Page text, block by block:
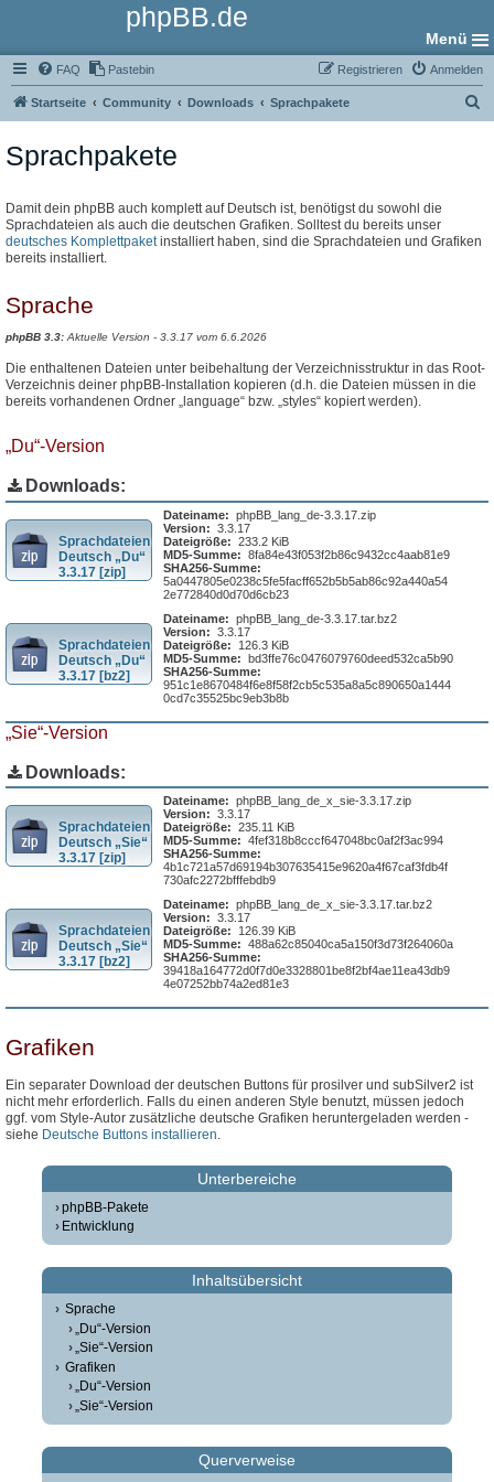
phpBB.de
Menü
FAQ Pastebin Anmelden
Registrieren
Startseite Community Downloads Sprachpakete
Sprachpakete
Damit dein phpBB auch komplett auf Deutsch ist, benötigst du sowohl die
Sprachdateien als auch die deutschen Grafiken. Solltest du bereits unser
deutsches Komplettpaketinstalliert haben, sind die Sprachdateien und Grafiken
bereits installiert.
Sprache
phpBB 3.3:Aktuelle Version - 3.3.17 vom 6.6.2026
Die enthaltenen Dateien unter beibehaltung der Verzeichnisstruktur in das Root-
Verzeichnis deiner phpBB-Installation kopieren (d.h. die Dateien müssen in die
bereits vorhandenen Ordner „language“ bzw. „styles“ kopiert werden).
„Du“-Version
Downloads:
Sprachdateien
Deutsch „Du“
3.3.17 [zip]
Dateiname: phpBB_lang_de-3.3.17.zip
Version: 3.3.17
Dateigröße: 233.2 KiB
MD5-Summe: 8fa84e43f053f2b86c9432cc4aab81e9
SHA256-Summe:
5a0447805e0238c5fe5facff652b5b5ab86c92a440a54
2e772840d0d70d6cb23
Sprachdateien
Deutsch „Du“
3.3.17 [bz2]
Dateiname: phpBB_lang_de-3.3.17.tar.bz2
Version: 3.3.17
Dateigröße:
126.3 KiB
MD5-Summe: bd3ffe76c0476079760deed532ca5b90
SHA256-Summe:
951c1e8670484f6e8f58f2cb5c535a8a5c890650a1444
0cd7c35525bc9eb3b8b
„Sie“-Version
Downloads:
Sprachdateien
Deutsch „Sie“
3.3.17 [zip]
Dateiname: phpBB_lang_de_x_sie-3.3.17.zip
Version: 3.3.17
Dateigröße: 235.11 KiB
MD5-Summe: 4fef318b8cccf647048bc0af2f3ac994
SHA256-Summe:
4b1c721a57d69194b307635415e9620a4f67caf3fdb4f
730afc2272bfffebdb9
Sprachdateien
Deutsch „Sie“
3.3.17 [bz2]
Dateiname: phpBB_lang_de_x_sie-3.3.17.tar.bz2
Version: 3.3.17
Dateigröße:
126.39 KiB
MD5-Summe: 488a62c85040ca5a150f3d73f264060a
SHA256-Summe:
39418a164772d0f7d0e3328801be8f2bf4ae11ea43db9
4e07252bb74a2ed81e3
Grafiken
Ein separater Download der deutschen Buttons für prosilver und subSilver2 ist
nicht mehr erforderlich. Falls du einen anderen Style benutzt, müssen jedoch
ggf. vom Style-Autor zusätzliche deutsche Grafiken heruntergeladen werden -
siehe Deutsche Buttons installieren.
Unterbereiche
phpBB-Pakete
Entwicklung
Inhaltsübersicht
Sprache
„Du“-Version
„Sie“-Version
Grafiken
„Du“-Version
„Sie“-Version
Querverweise